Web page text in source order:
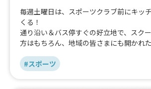
毎週土曜日は、スポーツクラブ前にキッ
くる！
通り沿い＆バス停すぐの好立地で、スク
方はもちろん、地域の皆さまにも開かれ
散歩ついでにぜひお楽しみください！
#スポーツ